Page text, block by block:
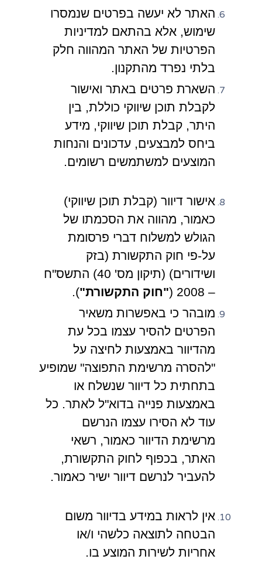
האתר לא יעשה בפרטים שנמסרו
שימוש, אלא בהתאם למדיניות
הפרטיות של האתר המהווה חלק
בלתי נפרד מהתקנון.
השארת פרטים באתר ואישור
לקבלת תוכן שיווקי כוללת, בין
היתר, קבלת תוכן שיווקי, מידע
ביחס למבצעים, עדכונים והנחות
המוצעים למשתמשים רשומים.
אישור דיוור (קבלת תוכן שיווקי)
כאמור, מהווה את הסכמתו של
הגולש למשלוח דברי פרסומת
על-פי חוק התקשורת (בזק
ושידורים) (תיקון מס' 40) התשס"ח
– 2008 (
"חוק התקשורת").
מובהר כי באפשרות משאיר
הפרטים להסיר עצמו בכל עת
מהדיוור באמצעות לחיצה על
"להסרה מרשימת התפוצה" שמופיע
בתחתית כל דיוור שנשלח או
באמצעות פנייה בדוא"ל לאתר. כל
עוד לא הסירו עצמו הנרשם
מרשימת הדיוור כאמור, רשאי
האתר, בכפוף לחוק התקשורת,
להעביר לנרשם דיוור ישיר כאמור.
אין לראות במידע בדיוור משום
הבטחה לתוצאה כלשהי ו/או
אחריות לשירות המוצע בו.